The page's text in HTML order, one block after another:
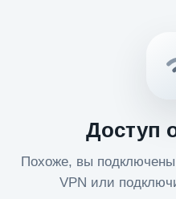
Доступ
Похоже, вы
VPN или